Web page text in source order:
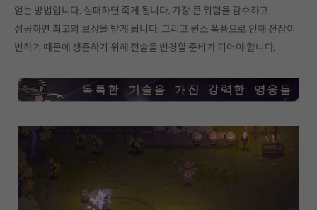
얻는 방법입니다. 실패하면 죽게 됩니다. 가장 큰 위험을 감수하고
성공하면 최고의 보상을 받게 됩니다. 그리고 원소 폭풍으로 인해 전장이
변하기 때문에 생존하기 위해 전술을 변경할 준비가 되어야 합니다.